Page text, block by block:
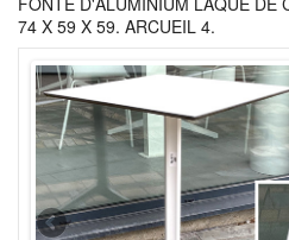
74 X 59 X 59. ARCUEIL 4.